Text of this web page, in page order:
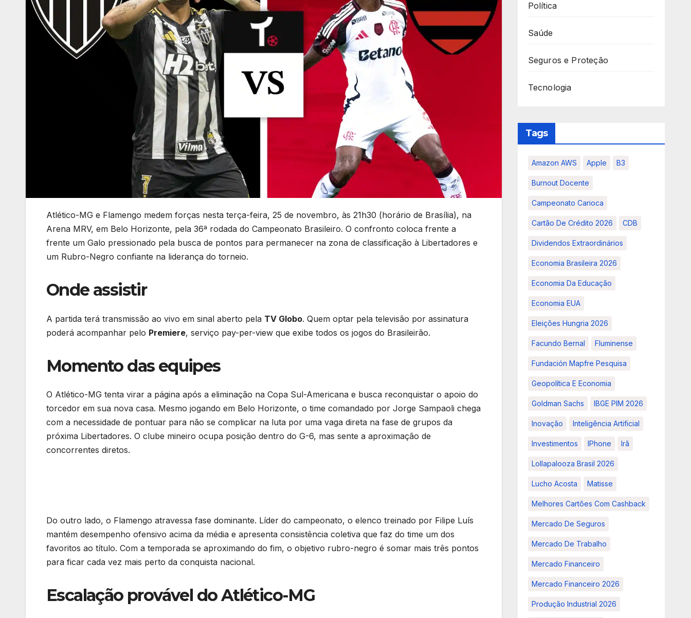
Atlético-MG e Flamengo medem forças nesta terça-feira, 25 de novembro, às 21h30 (horário de Brasília), na
Arena MRV, em Belo Horizonte, pela 36ª rodada do Campeonato Brasileiro. O confronto coloca frente a
frente um Galo pressionado pela busca de pontos para permanecer na zona de classificação à Libertadores e
um Rubro-Negro confiante na liderança do torneio.
Onde assistir
A partida terá transmissão ao vivo em sinal aberto pela TV Globo. Quem optar pela televisão por assinatura
poderá acompanhar pelo Premiere, serviço pay-per-view que exibe todos os jogos do Brasileirão.
Momento das equipes
O Atlético-MG tenta virar a página após a eliminação na Copa Sul-Americana e busca reconquistar o apoio do
torcedor em sua nova casa. Mesmo jogando em Belo Horizonte, o time comandado por Jorge Sampaoli chega
com a necessidade de pontuar para não se complicar na luta por uma vaga direta na fase de grupos da
próxima Libertadores. O clube mineiro ocupa posição dentro do G-6, mas sente a aproximação de
concorrentes diretos.
Do outro lado, o Flamengo atravessa fase dominante. Líder do campeonato, o elenco treinado por Filipe Luís
mantém desempenho ofensivo acima da média e apresenta consistência coletiva que faz do time um dos
favoritos ao título. Com a temporada se aproximando do fim, o objetivo rubro-negro é somar mais três pontos
para ficar cada vez mais perto da conquista nacional.
Escalação provável do Atlético-MG
Política
Saúde
Seguros e Proteção
Tecnologia
Tags
Amazon AWS Apple B3
Burnout Docente
Campeonato Carioca
Cartão De Crédito 2026 CDB
Dividendos Extraordinários
Economia Brasileira 2026
Economia Da Educação
Economia EUA
Eleições Hungria 2026
Facundo Bernal Fluminense
Fundación Mapfre Pesquisa
Geopolítica E Economia
Goldman Sachs IBGE PIM 2026
Inovação Inteligência Artificial
Investimentos IPhone Irã
Lollapalooza Brasil 2026
Lucho Acosta Matisse
Melhores Cartões Com Cashback
Mercado De Seguros
Mercado De Trabalho
Mercado Financeiro
Mercado Financeiro 2026
Produção Industrial 2026